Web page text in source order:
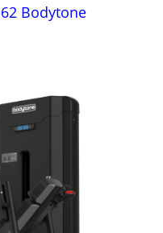
Bodytone
Hip Thrust FH62